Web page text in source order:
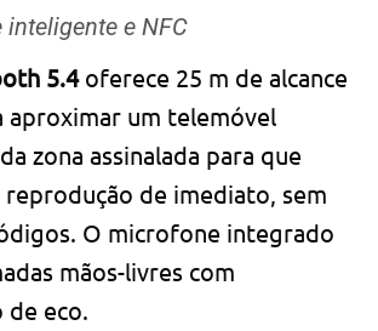
e NFC
5.4oferece 25 m de alcance
aproximar um telemóvel
zona assinalada para que
de imediato, sem
O microfone integrado
mãos-livres com
de eco.